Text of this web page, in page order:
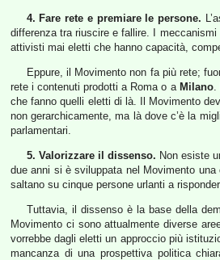
4. Fare rete e premiare le persone.
differenza tra riuscire e fallire. I
attivisti mai eletti che hanno capacità,
Eppure, il Movimento non fa più rete;
rete i contenuti prodotti a Roma o a Milano.
che fanno quelli eletti di là. Il Movimento
non gerarchicamente, ma là dove c’è la
parlamentari.
5. Valorizzare il dissenso. Non esiste
due anni si è sviluppata nel Movimento
saltano su cinque persone urlanti a
Tuttavia, il dissenso è la base della
Movimento ci sono attualmente diverse
vorrebbe dagli eletti un approccio più
mancanza di una prospettiva politica